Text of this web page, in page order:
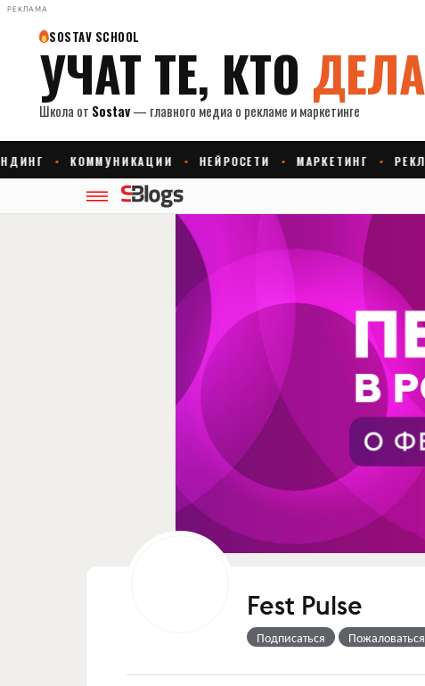
РЕКЛАМА
Fest Pulse
Подписаться Пожаловаться